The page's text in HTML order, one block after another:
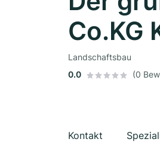
Co.KG
Landschaftsbau
0.0
(0
Kontakt